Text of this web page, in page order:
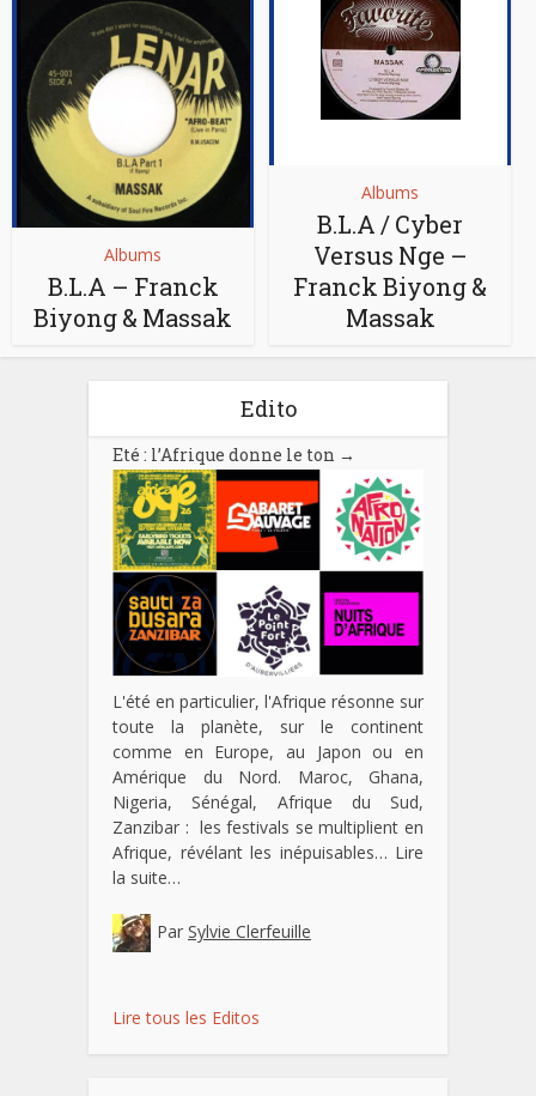
Albums
B.L.A – Franck
Biyong & Massak
Albums
B.L.A / Cyber
Versus Nge –
Franck Biyong &
Massak
Edito
Eté : l’Afrique donne le ton →
L'été en particulier, l'Afrique résonne sur
toute la planète, sur le continent
comme en Europe, au Japon ou en
Amérique du Nord. Maroc, Ghana,
Nigeria, Sénégal, Afrique du Sud,
Zanzibar : les festivals se multiplient en
Afrique, révélant les inépuisables… Lire
la suite…
Par Sylvie Clerfeuille
Lire tous les Editos